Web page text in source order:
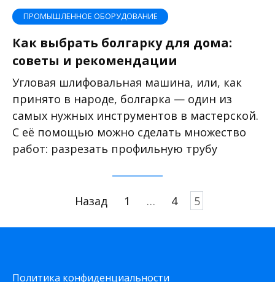
ПРОМЫШЛЕННОЕ ОБОРУДОВАНИЕ
Как выбрать болгарку для дома:
советы и рекомендации
Угловая шлифовальная машина, или, как
принято в народе, болгарка — один из
самых нужных инструментов в мастерской.
С её помощью можно сделать множество
работ: разрезать профильную трубу
Назад 1 … 4 5
Политика конфиденциальности